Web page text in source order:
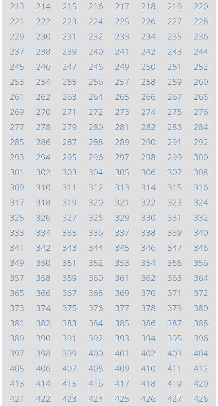
213
214 215 216 217 218 219
220
221
222 223 224 225 226 227
228
229
230 231 232 233 234 235
236
237
238 239 240 241 242 243
244
245
246 247 248 249 250 251
252
253
254 255 256 257 258 259
260
261
262 263 264 265 266 267
268
269
270 271 272 273 274 275
276
277
278 279 280 281 282 283
284
285
286 287 288 289 290 291
292
293
294 295 296 297 298 299
300
301
302 303 304 305 306 307
308
309
310 311 312 313 314 315
316
317
318 319 320 321 322 323
324
325
326 327 328 329 330 331
332
333
334 335 336 337 338 339
340
341
342 343 344 345 346 347
348
349
350 351 352 353 354 355
356
357
358 359 360 361 362 363
364
365
366 367 368 369 370 371
372
373
374 375 376 377 378 379
380
381
382 383 384 385 386 387
388
389
390 391 392 393 394 395
396
397
398 399 400 401 402 403
404
405
406 407 408 409 410 411
412
413
414 415 416 417 418 419
420
421
422 423 424 425 426 427 428